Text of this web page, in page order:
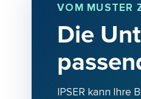
VOM MUSTER
Die
IPSER kann Ihre